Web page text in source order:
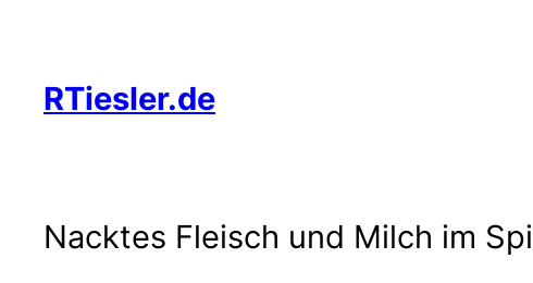
springen
RTiesler.de
Nacktes Fleisch und Milch im